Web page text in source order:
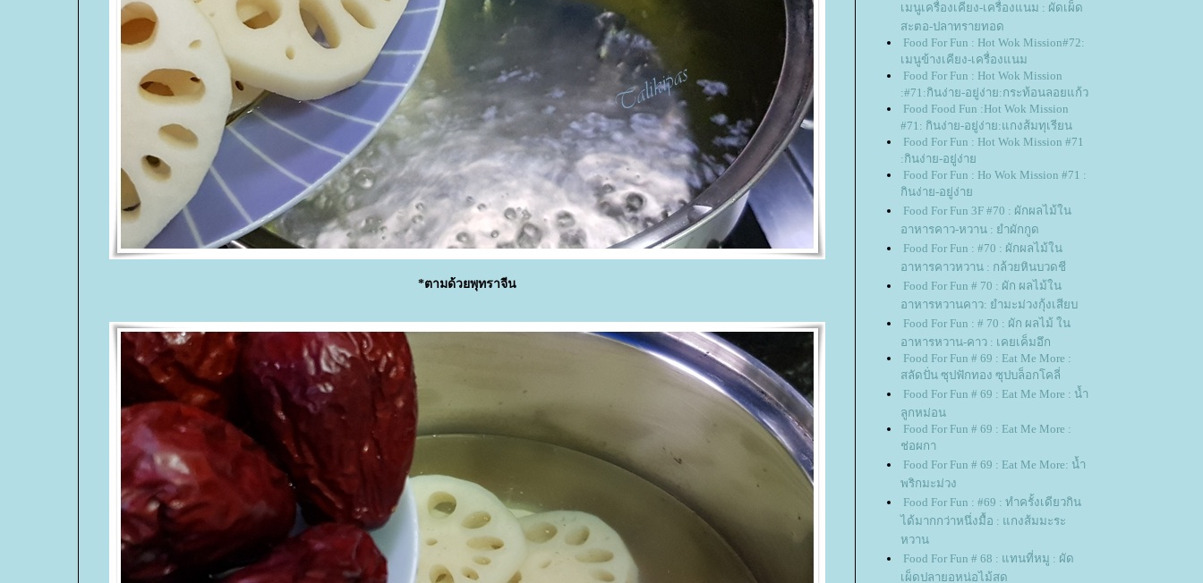
*ตามด้วยพุทราจีน
เมนูเครื่องเคียง-เครื่องแนม : ผัดเผ็ด
สะตอ-ปลาทรายทอด
Food For Fun : Hot Wok Mission#72:
เมนูข้างเคียง-เครื่องแนม
Food For Fun : Hot Wok Mission
:#71:กินง่าย-อยู่ง่าย:กระท้อนลอยแก้ว
Food Food Fun :Hot Wok Mission
#71: กินง่าย-อยู่ง่าย:แกงส้มทุเรียน
Food For Fun : Hot Wok Mission #71
:กินง่าย-อยู่ง่า
Food For Fun : Ho Wok Mission #71 :
กินง่าย-อยู่ง่า
Food For Fun 3F #70 : ผักผลไม้ใน
อาหารคาว-หวาน : ยำผักกูด
Food For Fun : #70 : ผักผลไม้ใน
อาหารคาวหวาน : กล้วยหินบวดชี
Food For Fun # 70 : ผัก ผลไม้ใน
อาหารหวานคาว: ยำมะม่วงกุ้งเสียบ
Food For Fun : # 70 : ผัก ผลไม้ ใน
อาหารหวาน-คาว : เคยเค็มอึก
Food For Fun # 69 : Eat Me More :
สลัดปั่น ซุปฟักทอง ซุปบล็อกโคลี่
Food For Fun # 69 : Eat Me More : น้ำ
ลูกหม่อน
Food For Fun # 69 : Eat Me More :
ช่อผกา
Food For Fun # 69 : Eat Me More: น้ำ
พริกมะม่วง
Food For Fun : #69 : ทำครั้งเดียวกิน
ได้มากกว่าหนึ่งมื้อ : แกงส้มมะระ
หวาน
Food For Fun # 68 : แทนที่หมู : ผัด
เผ็ดปลายอหน่อไม้สด